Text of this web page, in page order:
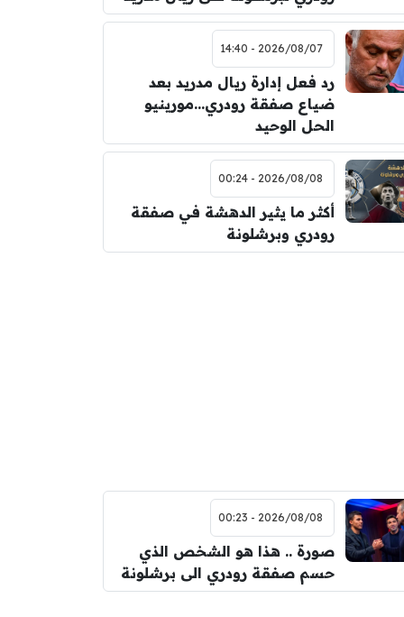
2026/08/07 - 14:40
رد فعل إدارة ريال مدريد بعد
ضياع صفقة رودري…مورينيو
الحل الوحيد
2026/08/08 - 00:24
أكثر ما يثير الدهشة في صفقة
رودري وبرشلونة
2026/08/08 - 00:23
صورة .. هذا هو الشخص الذي
حسم صفقة رودري الى برشلونة